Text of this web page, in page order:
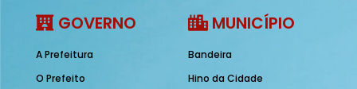
GOVERNO
A Prefeitura
O Prefeito
MUNICÍPIO
Bandeira
Hino da Cidade